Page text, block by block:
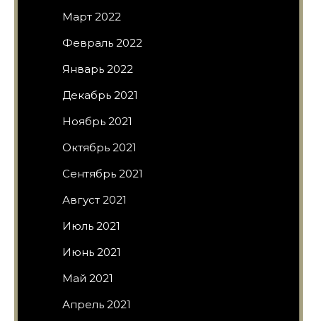
Март 2022
Февраль 2022
Январь 2022
Декабрь 2021
Ноябрь 2021
Октябрь 2021
Сентябрь 2021
Август 2021
Июль 2021
Июнь 2021
Май 2021
Апрель 2021